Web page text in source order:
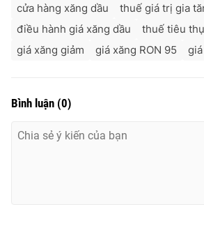
cửa hàng xăng dầu
thuế giá trị gia
điều hành giá xăng dầu
thuế tiêu
giá xăng giảm
giá xăng RON 95
Bình luận (0)